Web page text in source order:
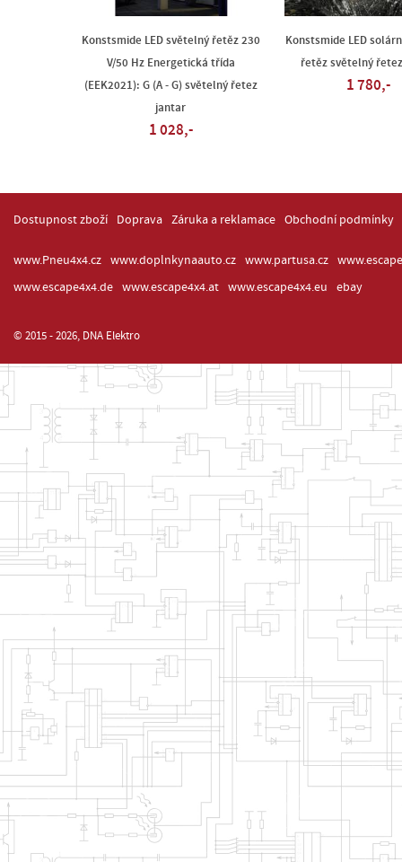
Konstsmide LED světelný řetěz 230
V/50 Hz Energetická třída
(EEK2021): G (A - G) světelný řetez
jantar
1 028,-
Konstsmide LED
řetěz světelný
1 780,-
Dostupnost zboží Doprava Záruka a reklamace Obchodní podmínky
www.Pneu4x4.cz www.doplnkynaauto.cz www.partusa.cz
www.escape4x4.de
www.escape4x4.at www.escape4x4.eu ebay
© 2015 - 2026, DNA Elektro